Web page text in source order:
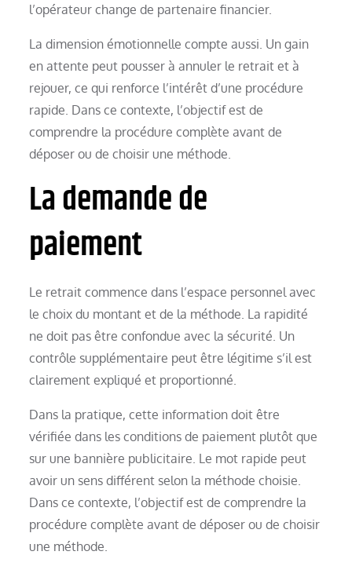
l’opérateur change de partenaire financier.
La dimension émotionnelle compte aussi. Un gain
en attente peut pousser à annuler le retrait et à
rejouer, ce qui renforce l’intérêt d’une procédure
rapide. Dans ce contexte, l’objectif est de
comprendre la procédure complète avant de
déposer ou de choisir une méthode.
La demande de
paiement
Le retrait commence dans l’espace personnel avec
le choix du montant et de la méthode. La rapidité
ne doit pas être confondue avec la sécurité. Un
contrôle supplémentaire peut être légitime s’il est
clairement expliqué et proportionné.
Dans la pratique, cette information doit être
vérifiée dans les conditions de paiement plutôt que
sur une bannière publicitaire. Le mot rapide peut
avoir un sens différent selon la méthode choisie.
Dans ce contexte, l’objectif est de comprendre la
procédure complète avant de déposer ou de choisir
une méthode.